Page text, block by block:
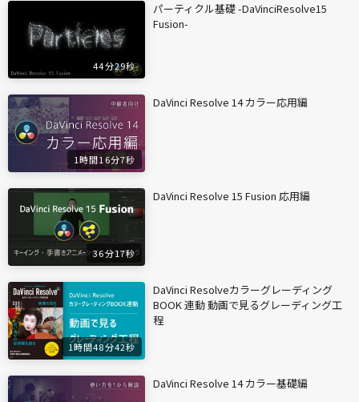
44分29秒
パーティクル基礎 -DaVinciResolve15
Fusion-
1時間16分7秒
DaVinci Resolve 14 カラー応用編
36分17秒
DaVinci Resolve 15 Fusion 応用編
1時間48分42秒
DaVinci Resolveカラーグレーディング
BOOK 連動 動画で見るグレーディング工
程
DaVinci Resolve 14 カラー基礎編